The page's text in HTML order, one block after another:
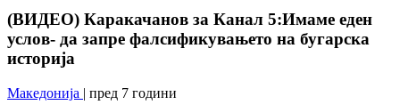
(ВИДЕО) Каракачанов за Канал 5:Имаме еден
услов- да запре фалсификувањето на бугарска
историја
Македонија | пред 7 години